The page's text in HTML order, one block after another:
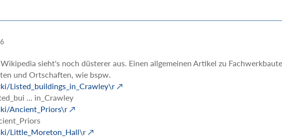
sieht's noch düsterer aus. Einen allgemeinen Artikel zu
und Ortschaften, wie bspw.
Listed_buildings_in_Crawley\r
... in_Crawley
Ancient_Priors\r
Little_Moreton_Hall\r